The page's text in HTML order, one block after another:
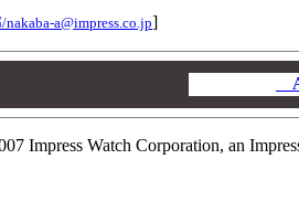
/nakaba-a@impress.co.jp]
Impress Watch Corporation, an